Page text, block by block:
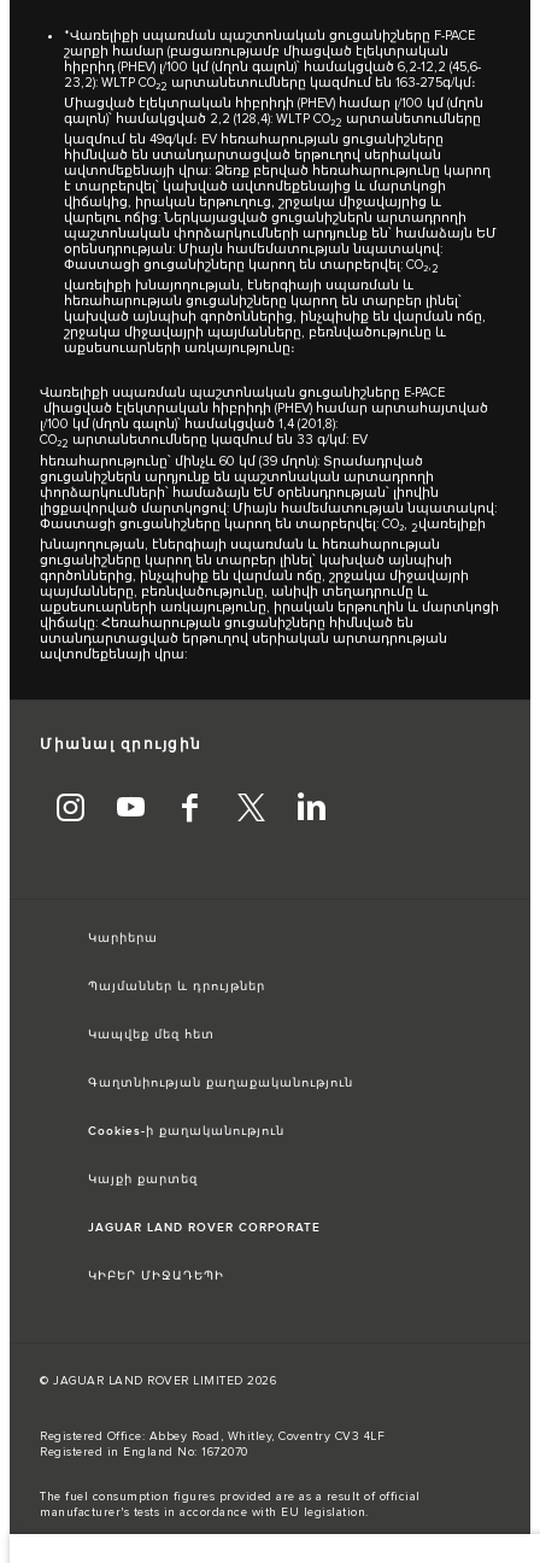
*Վառելիքի սպառման պաշտոնական ցուցանիշները F-PACE
շարքի համար (բացառությամբ միացված էլեկտրական
հիբրիդ (PHEV) լ/100 կմ (մղոն գալոն)՝ համակցված 6,2-12,2 (45,6-
23,2): WLTP CO₂2 արտանետումները կազմում են 163-275գ/կմ։
Միացված էլեկտրական հիբրիդի (PHEV) համար լ/100 կմ (մղոն
գալոն)՝ համակցված 2,2 (128,4): WLTP CO₂2 արտանետումները
կազմում են 49գ/կմ։ EV հեռահարության ցուցանիշները
հիմնված են ստանդարտացված երթուղով սերիական
ավտոմեքենայի վրա: Ձեռք բերված հեռահարությունը կարող
է տարբերվել՝ կախված ավտոմեքենայից և մարտկոցի
վիճակից, իրական երթուղուց, շրջակա միջավայրից և
վարելու ոճից: Ներկայացված ցուցանիշներն արտադրողի
պաշտոնական փորձարկումների արդյունք են՝ համաձայն ԵՄ
օրենսդրության: Միայն համեմատության նպատակով:
Փաստացի ցուցանիշները կարող են տարբերվել: CO₂,2
վառելիքի խնայողության, էներգիայի սպառման և
հեռահարության ցուցանիշները կարող են տարբեր լինել՝
կախված այնպիսի գործոններից, ինչպիսիք են վարման ոճը,
շրջակա միջավայրի պայմանները, բեռնվածությունը և
աքսեսուարների առկայությունը։
Վառելիքի սպառման պաշտոնական ցուցանիշները E-PACE
միացված էլեկտրական հիբրիդի (PHEV) համար արտահայտված
լ/100 կմ (մղոն գալոն)՝ համակցված 1,4 (201,8):
CO₂2 արտանետումները կազմում են 33 գ/կմ: EV
հեռահարությունը՝ մինչև 60 կմ (39 մղոն): Տրամադրված
ցուցանիշներն արդյունք են պաշտոնական արտադրողի
փորձարկումների՝ համաձայն ԵՄ օրենսդրության՝ լիովին
լիցքավորված մարտկոցով: Միայն համեմատության նպատակով:
Փաստացի ցուցանիշները կարող են տարբերվել: CO₂, 2վառելիքի
խնայողության, էներգիայի սպառման և հեռահարության
ցուցանիշները կարող են տարբեր լինել՝ կախված այնպիսի
գործոններից, ինչպիսիք են վարման ոճը, շրջակա միջավայրի
պայմանները, բեռնվածությունը, անիվի տեղադրումը և
աքսեսուարների առկայությունը, իրական երթուղին և մարտկոցի
վիճակը: Հեռահարության ցուցանիշները հիմնված են
ստանդարտացված երթուղով սերիական արտադրության
ավտոմեքենայի վրա:
Միանալ զրույցին
Կարիերա
Պայմաններ և դրույթներ
Կապվեք մեզ հետ
Գաղտնիության քաղաքականություն
Cookies-ի քաղականություն
Կայքի քարտեզ
JAGUAR LAND ROVER CORPORATE
ԿԻԲԵՐ ՄԻՋԱԴԵՊԻ
© JAGUAR LAND ROVER LIMITED 2026
Registered Office: Abbey Road, Whitley, Coventry CV3 4LF
Registered in England No: 1672070
The fuel consumption figures provided are as a result of official
manufacturer's tests in accordance with EU legislation.